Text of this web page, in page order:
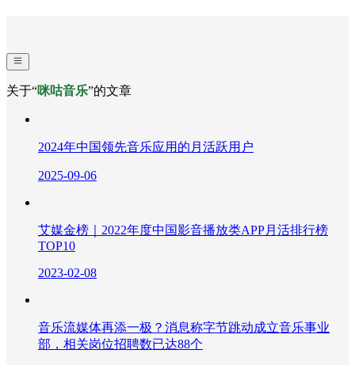
关于“咪咕音乐”的文章
2024年中国领先音乐应用的月活跃用户
2025-09-06
艾媒金榜｜2022年度中国影音播放类APP月活排行榜
TOP10
2023-02-08
音乐流媒体再添一极？消息称字节跳动成立音乐事业
部，相关岗位招聘数已达88个